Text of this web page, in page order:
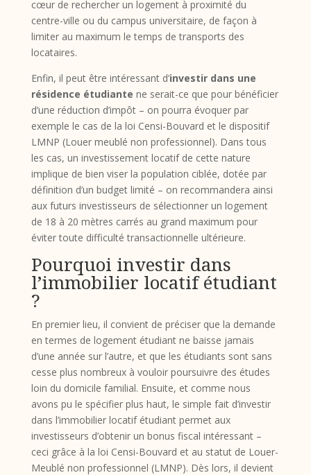
cœur de rechercher un logement à proximité du
centre-ville ou du campus universitaire, de façon à
limiter au maximum le temps de transports des
locataires.
Enfin, il peut être intéressant d’investir dans une
résidence étudiante ne serait-ce que pour bénéficier
d’une réduction d’impôt – on pourra évoquer par
exemple le cas de la loi Censi-Bouvard et le dispositif
LMNP (Louer meublé non professionnel). Dans tous
les cas, un investissement locatif de cette nature
implique de bien viser la population ciblée, dotée par
définition d’un budget limité – on recommandera ainsi
aux futurs investisseurs de sélectionner un logement
de 18 à 20 mètres carrés au grand maximum pour
éviter toute difficulté transactionnelle ultérieure.
Pourquoi investir dans
l’immobilier locatif étudiant
?
En premier lieu, il convient de préciser que la demande
en termes de logement étudiant ne baisse jamais
d’une année sur l’autre, et que les étudiants sont sans
cesse plus nombreux à vouloir poursuivre des études
loin du domicile familial. Ensuite, et comme nous
avons pu le spécifier plus haut, le simple fait d’investir
dans l’immobilier locatif étudiant permet aux
investisseurs d’obtenir un bonus fiscal intéressant –
ceci grâce à la loi Censi-Bouvard et au statut de Louer-
Meublé non professionnel (LMNP). Dès lors, il devient